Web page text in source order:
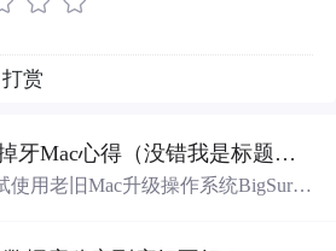
打赏
牙Mac心得（没错我是标题党）
用老旧Mac升级操作系统BigSur时